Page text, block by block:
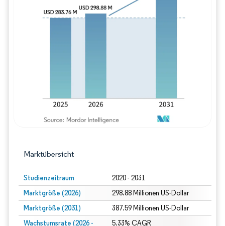
Marktübersicht
Studienzeitraum 2020 - 2031
Marktgröße (2026) 298.88 Millionen US-Dollar
Marktgröße (2031) 387.59 Millionen US-Dollar
Wachstumsrate (2026 -
5.33% CAGR